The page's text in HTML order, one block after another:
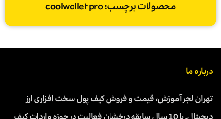
محصولات برچسب: coolwallet pro
درباره ما
تهران لجر آموزش، قیمت و فروش کیف پول سخت افزاری ارز